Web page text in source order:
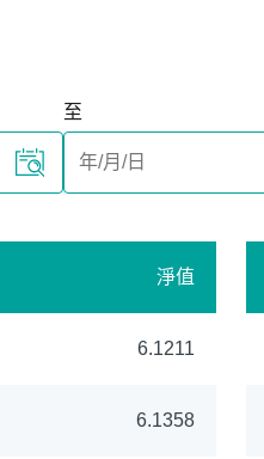
至
淨值
6.1211
6.1358